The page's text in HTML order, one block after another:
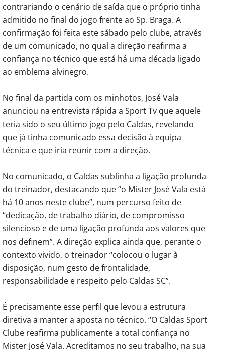
contrariando o cenário de saída que o próprio tinha
admitido no final do jogo frente ao Sp. Braga. A
confirmação foi feita este sábado pelo clube, através
de um comunicado, no qual a direção reafirma a
confiança no técnico que está há uma década ligado
ao emblema alvinegro.
No final da partida com os minhotos, José Vala
anunciou na entrevista rápida a Sport Tv que aquele
teria sido o seu último jogo pelo Caldas, revelando
que já tinha comunicado essa decisão à equipa
técnica e que iria reunir com a direção.
No comunicado, o Caldas sublinha a ligação profunda
do treinador, destacando que “o Mister José Vala está
há 10 anos neste clube”, num percurso feito de
“dedicação, de trabalho diário, de compromisso
silencioso e de uma ligação profunda aos valores que
nos definem”. A direção explica ainda que, perante o
contexto vivido, o treinador “colocou o lugar à
disposição, num gesto de frontalidade,
responsabilidade e respeito pelo Caldas SC”.
É precisamente esse perfil que levou a estrutura
diretiva a manter a aposta no técnico. “O Caldas Sport
Clube reafirma publicamente a total confiança no
Mister José Vala. Acreditamos no seu trabalho, na sua